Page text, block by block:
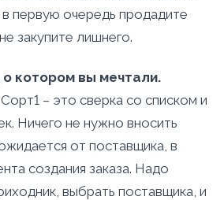
в первую очередь продадите
закупите лишнего.
котором вы мечтали.
– это сверка со списком и
Ничего не нужно вносить
от поставщика, в
создания заказа. Надо
выбрать поставщика, и